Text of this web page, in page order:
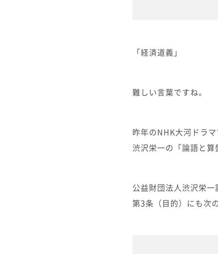
「経済道義」
難しい言葉ですね。
昨年のNHK大河ドラ
渋沢栄一の「論語と
公益財団法人渋沢栄
第3条（目的）にも次